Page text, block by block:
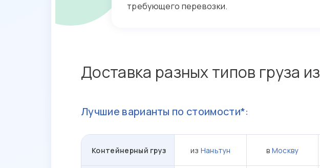
требующего перевозки.
Доставка разных типов груза из
Лучшие варианты по стоимости*:
Контейнерный груз из Наньтун в Москву